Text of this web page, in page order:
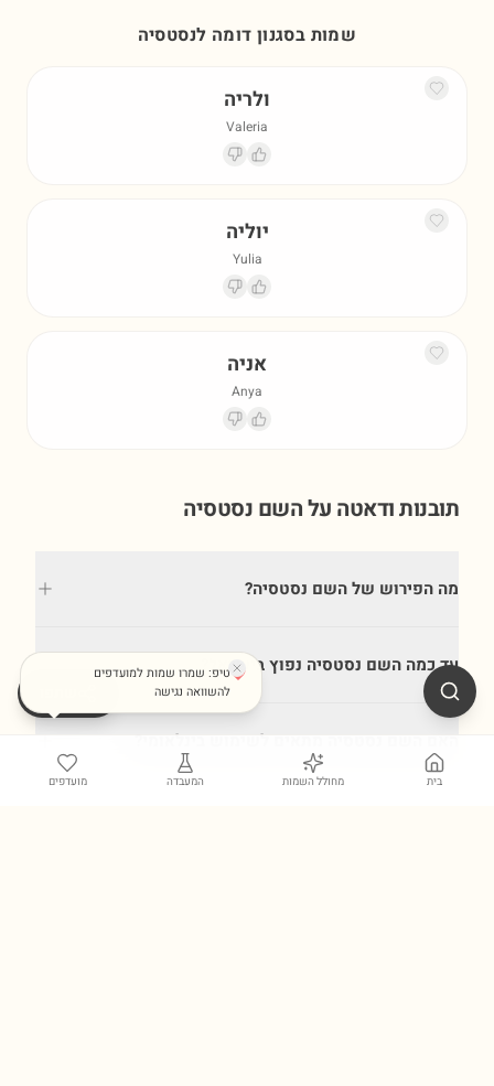
שמות בסגנון דומה לנסטסיה
ולריה
Valeria
יוליה
Yulia
אניה
Anya
תובנות ודאטה על השם נסטסיה
מה הפירוש של השם נסטסיה?
עד כמה השם נסטסיה נפוץ בישראל?
האם השם נסטסיה מתאים לשימוש בינלאומי?
בית מחולל השמות המעבדה מועדפים
טיפ: שמרו שמות למועדפים
להשוואה נגישה